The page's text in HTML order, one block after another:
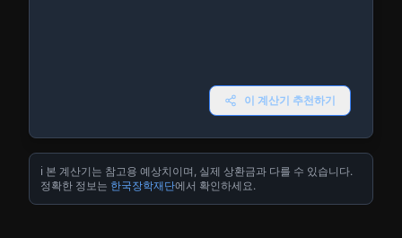
이 계산기 추천하기
ℹ️ 본 계산기는 참고용 예상치이며, 실제 상환금과 다를 수 있습니다.
정확한 정보는 한국장학재단에서 확인하세요.